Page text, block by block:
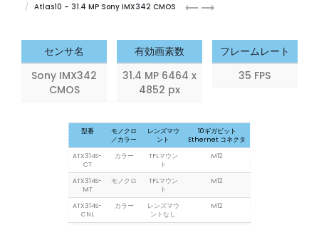
Atlas10 – 31.4 MP Sony IMX342 CMOS
Atlas
センサ名
Sony IMX342
CMOS
有効画素数
31.4 MP 6464 x
4852 px
フレームレート
35 FPS
型番
モノクロ
／カラー
レンズマウ
ント
10ギガビット
Ethernet コネクタ
ATX314S-
CT
カラー
TFLマウン
ト
M12
ATX314S-
MT
モノクロ
TFLマウン
ト
M12
ATX314S-
CNL
カラー
レンズマウ
ントなし
M12